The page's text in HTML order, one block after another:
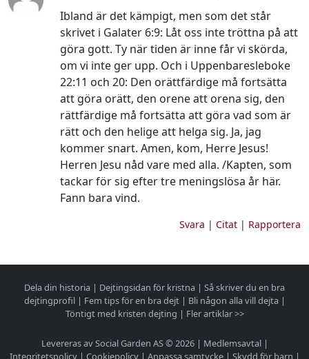
Ibland är det kämpigt, men som det står
skrivet i Galater 6:9: Låt oss inte tröttna på att
göra gott. Ty när tiden är inne får vi skörda,
om vi inte ger upp. Och i Uppenbaresleboke
22:11 och 20: Den orättfärdige må fortsätta
att göra orätt, den orene att orena sig, den
rättfärdige må fortsätta att göra vad som är
rätt och den helige att helga sig. Ja, jag
kommer snart. Amen, kom, Herre Jesus!
Herren Jesu nåd vare med alla. /Kapten, som
tackar för sig efter tre meningslösa år här.
Fann bara vind.
Svara | Citat| Rapportera
Dela din historia | Dejtingsidan för kristna | Så skriver du en bra
dejtingprofil| Fem tips för en bra dejt| Bli någon alla vill dejta |
Töntigt med kristen dejting | Fler artiklar >>
Levereras av Social Garden AS © 2026 | Medlemsavtal|